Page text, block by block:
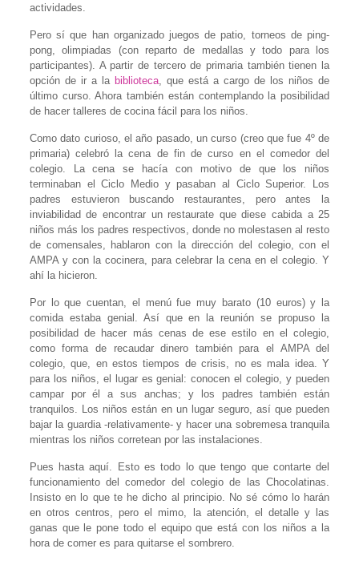
actividades.
Pero sí que han organizado juegos de patio, torneos de ping-
pong, olimpiadas (con reparto de medallas y todo para los
participantes). A partir de tercero de primaria también tienen la
opción de ir a la biblioteca, que está a cargo de los niños de
último curso. Ahora también están contemplando la posibilidad
de hacer talleres de cocina fácil para los niños.
Como dato curioso, el año pasado, un curso (creo que fue 4º de
primaria) celebró la cena de fin de curso en el comedor del
colegio. La cena se hacía con motivo de que los niños
terminaban el Ciclo Medio y pasaban al Ciclo Superior. Los
padres estuvieron buscando restaurantes, pero antes la
inviabilidad de encontrar un restaurate que diese cabida a 25
niños más los padres respectivos, donde no molestasen al resto
de comensales, hablaron con la dirección del colegio, con el
AMPA y con la cocinera, para celebrar la cena en el colegio. Y
ahí la hicieron.
Por lo que cuentan, el menú fue muy barato (10 euros) y la
comida estaba genial. Así que en la reunión se propuso la
posibilidad de hacer más cenas de ese estilo en el colegio,
como forma de recaudar dinero también para el AMPA del
colegio, que, en estos tiempos de crisis, no es mala idea. Y
para los niños, el lugar es genial: conocen el colegio, y pueden
campar por él a sus anchas; y los padres también están
tranquilos. Los niños están en un lugar seguro, así que pueden
bajar la guardia -relativamente- y hacer una sobremesa tranquila
mientras los niños corretean por las instalaciones.
Pues hasta aquí. Esto es todo lo que tengo que contarte del
funcionamiento del comedor del colegio de las Chocolatinas.
Insisto en lo que te he dicho al principio. No sé cómo lo harán
en otros centros, pero el mimo, la atención, el detalle y las
ganas que le pone todo el equipo que está con los niños a la
hora de comer es para quitarse el sombrero.